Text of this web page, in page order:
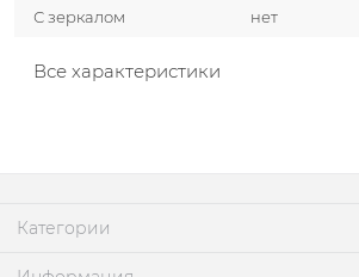
С зеркалом нет
Все характеристики
Категории